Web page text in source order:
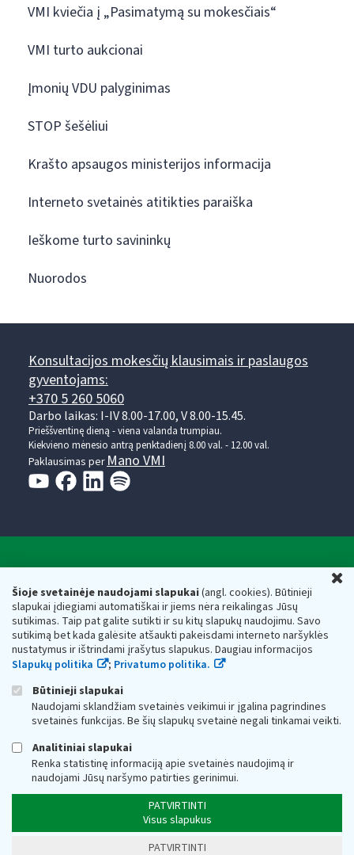
Šioje svetainėje naudojami slapukai(angl. cookies). Būtinieji
slapukai įdiegiami automatiškai ir jiems nėra reikalingas Jūsų
sutikimas. Taip pat galite sutikti ir su kitų slapukų naudojimu. Savo
sutikimą bet kada galėsite atšaukti pakeisdami interneto naršyklės
nustatymus ir ištrindami įrašytus slapukus. Daugiau informacijos
Slapukų politika
; Privatumo politika.
Būtinieji slapukai
Naudojami sklandžiam svetainės veikimui ir įgalina pagrindines
svetainės funkcijas. Be šių slapukų svetainė negali tinkamai veikti.
Analitiniai slapukai
Renka statistinę informaciją apie svetainės naudojimą ir
naudojami Jūsų naršymo patirties gerinimui.
PATVIRTINTI
Visus slapukus
PATVIRTINTI
VMI kviečia į „Pasimatymą su mokesčiais“
VMI turto aukcionai
Įmonių VDU palyginimas
STOP šešėliui
Krašto apsaugos ministerijos informacija
Interneto svetainės atitikties paraiška
Ieškome turto savininkų
Nuorodos
Konsultacijos mokesčių klausimais ir paslaugos
gyventojams:
+370 5 260 5060
Darbo laikas: I-IV 8.00-17.00, V 8.00-15.45.
Prieššventinę dieną - viena valanda trumpiau.
Kiekvieno mėnesio antrą penktadienį 8.00 val. - 12.00 val.
Paklausimas per Mano VMI
Respublikos finansų ministerijos
Biudžetinė įstaiga. Juridinio asmens kodas — 188659752,
adresas: Vasario 16-osios g. 14, 01107 Vilnius, Lietuva, el.paštas:
vmi@vmi.lt, E. pristatymo dėžutės adresas 188659752
Duomenys apie Valstybinę mokesčių inspekciją prie Lietuvos
Respublikos finansų ministerijos kaupiami ir saugomi Juridinių